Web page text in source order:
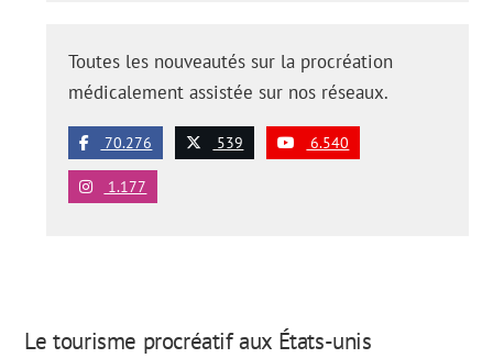
Toutes les nouveautés sur la procréation
médicalement assistée sur nos réseaux.
70.276 539 6.540
1.177
Le tourisme procréatif aux États-unis